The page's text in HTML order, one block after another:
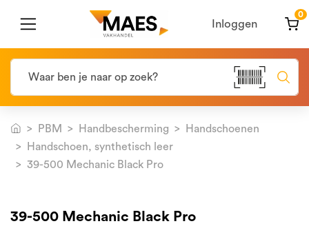
Inloggen
0
PBM Handbescherming
Handschoenen
Handschoen, synthetisch leer
39-500 Mechanic Black Pro
39-500 Mechanic Black Pro